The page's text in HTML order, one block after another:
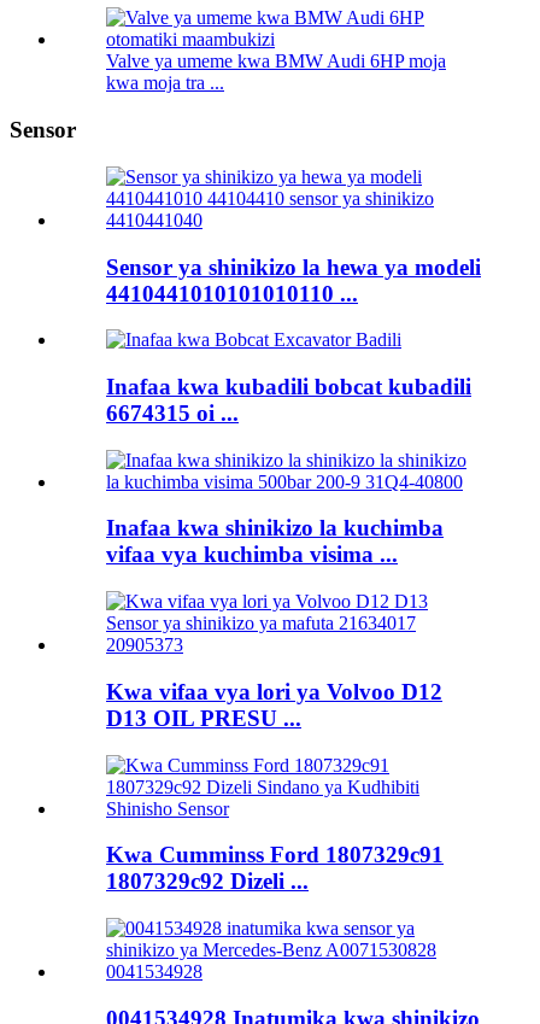
Valve ya umeme kwa BMW Audi 6HP moja
kwa moja tra ...
Sensor
Sensor ya shinikizo la hewa ya modeli
4410441010101010110 ...
Inafaa kwa kubadili bobcat kubadili
6674315 oi ...
Inafaa kwa shinikizo la kuchimba
vifaa vya kuchimba visima ...
Kwa vifaa vya lori ya Volvoo D12
D13 OIL PRESU ...
Kwa Cumminss Ford 1807329c91
1807329c92 Dizeli ...
0041534928 Inatumika kwa shinikizo